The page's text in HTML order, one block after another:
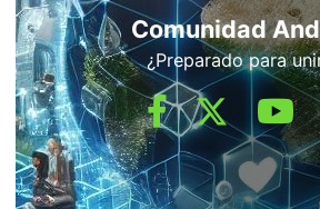
Comunidad
¿Preparado para